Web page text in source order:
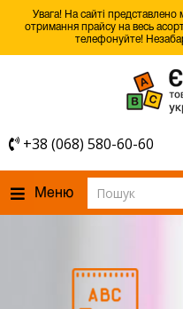
Увага! На сайті
отримання прайсу на весь
телефонуйте!
+38 (068) 580-60-60
Меню